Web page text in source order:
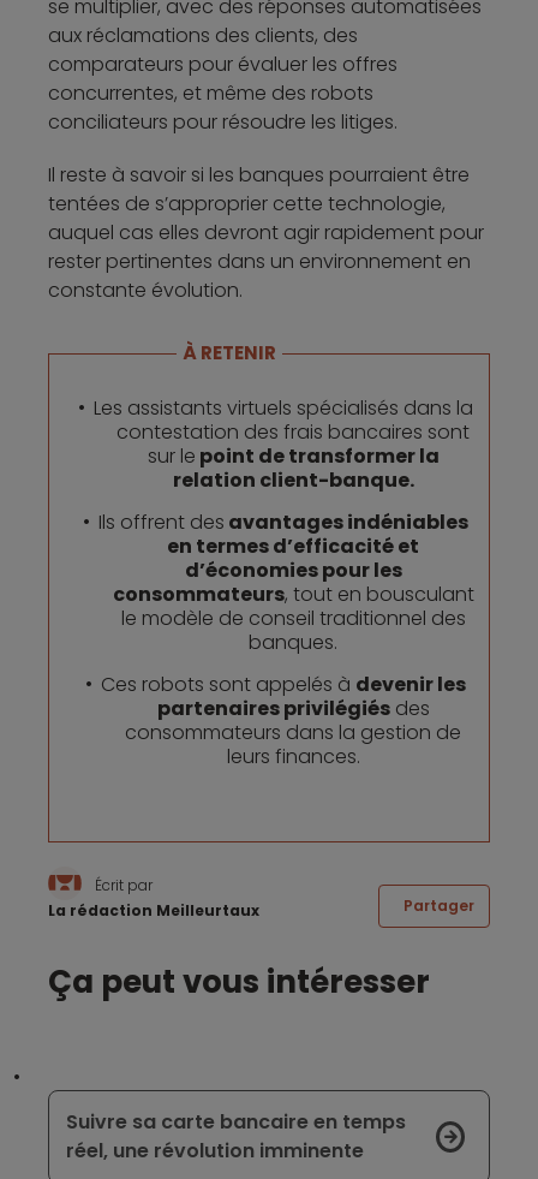
se multiplier, avec des réponses automatisées
aux réclamations des clients, des
comparateurs pour évaluer les offres
concurrentes, et même des robots
conciliateurs pour résoudre les litiges.
Il reste à savoir si les banques pourraient être
tentées de s’approprier cette technologie,
auquel cas elles devront agir rapidement pour
rester pertinentes dans un environnement en
constante évolution.
À RETENIR
Les assistants virtuels spécialisés dans la
contestation des frais bancaires sont
sur le point de transformer la
relation client-banque.
Ils offrent des avantages indéniables
en termes d’efficacité et
d’économies pour les
consommateurs, tout en bousculant
le modèle de conseil traditionnel des
banques.
Ces robots sont appelés à devenir les
partenaires privilégiésdes
consommateurs dans la gestion de
leurs finances.
Écrit par
La rédaction Meilleurtaux
Partager
Ça peut vous intéresser
Suivre sa carte bancaire en temps
réel, une révolution imminente